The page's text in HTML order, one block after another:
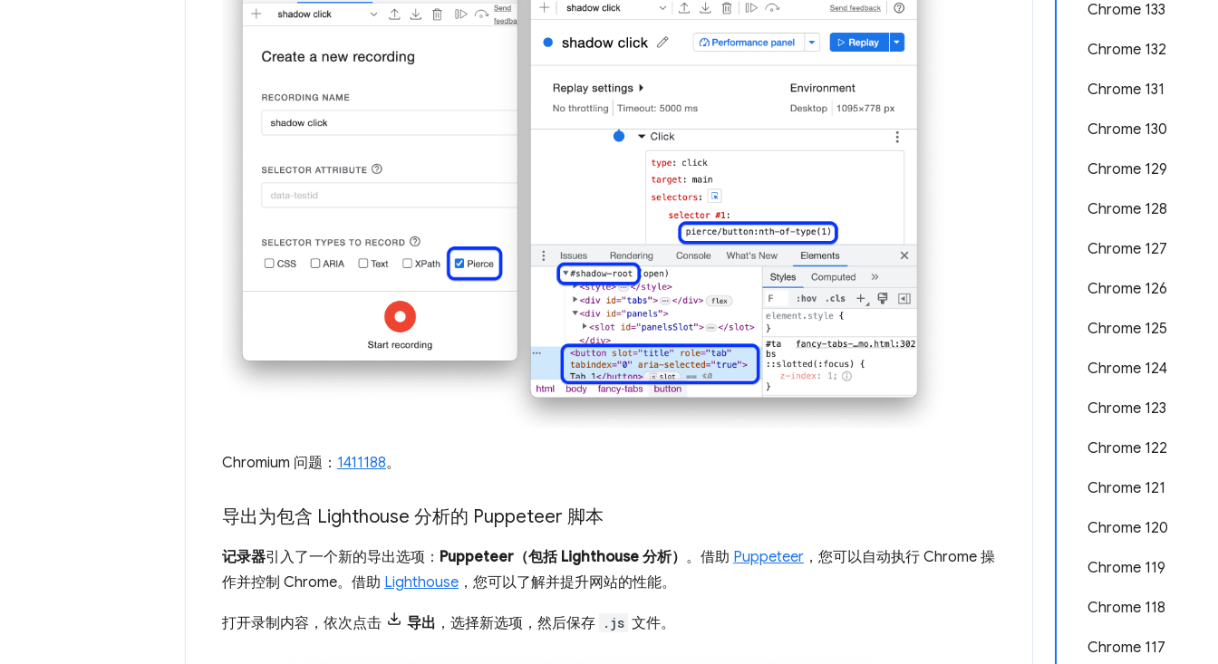
Chrome 133
Chrome 132
Chrome 131
Chrome 130
Chrome 129
Chrome 128
Chrome 127
Chrome 126
Chrome 125
Chrome 124
Chrome 123
Chrome 122
Chrome 121
Chrome 120
Chrome 119
Chrome 118
Chrome 117
Chromium 问题： 1411188。
导出为包含 Lighthouse 分析的 Puppeteer 脚本
记录器引入了一个新的导出选项： Puppeteer（包括 Lighthouse 分析） 。借助 Puppeteer ，您可以自动执行 Chrome 操
作并控制 Chrome。借助 Lighthouse ，您可以了解并提升网站的性能。
打开录制内容，依次点击 导出 ，选择新选项，然后保存 .js 文件。